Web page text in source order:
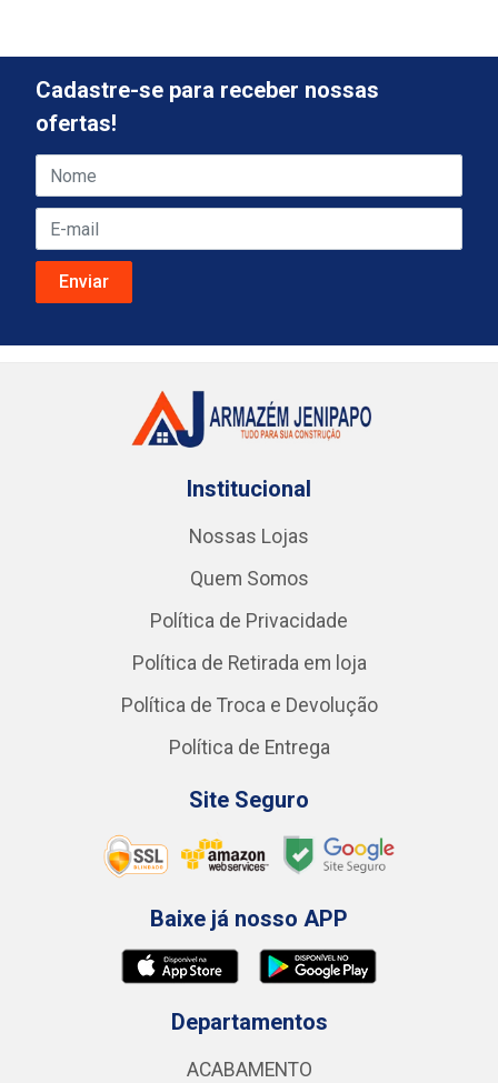
Cadastre-se para receber nossas
ofertas!
Institucional
Nossas Lojas
Quem Somos
Política de Privacidade
Política de Retirada em loja
Política de Troca e Devolução
Política de Entrega
Site Seguro
Baixe já nosso APP
Departamentos
ACABAMENTO